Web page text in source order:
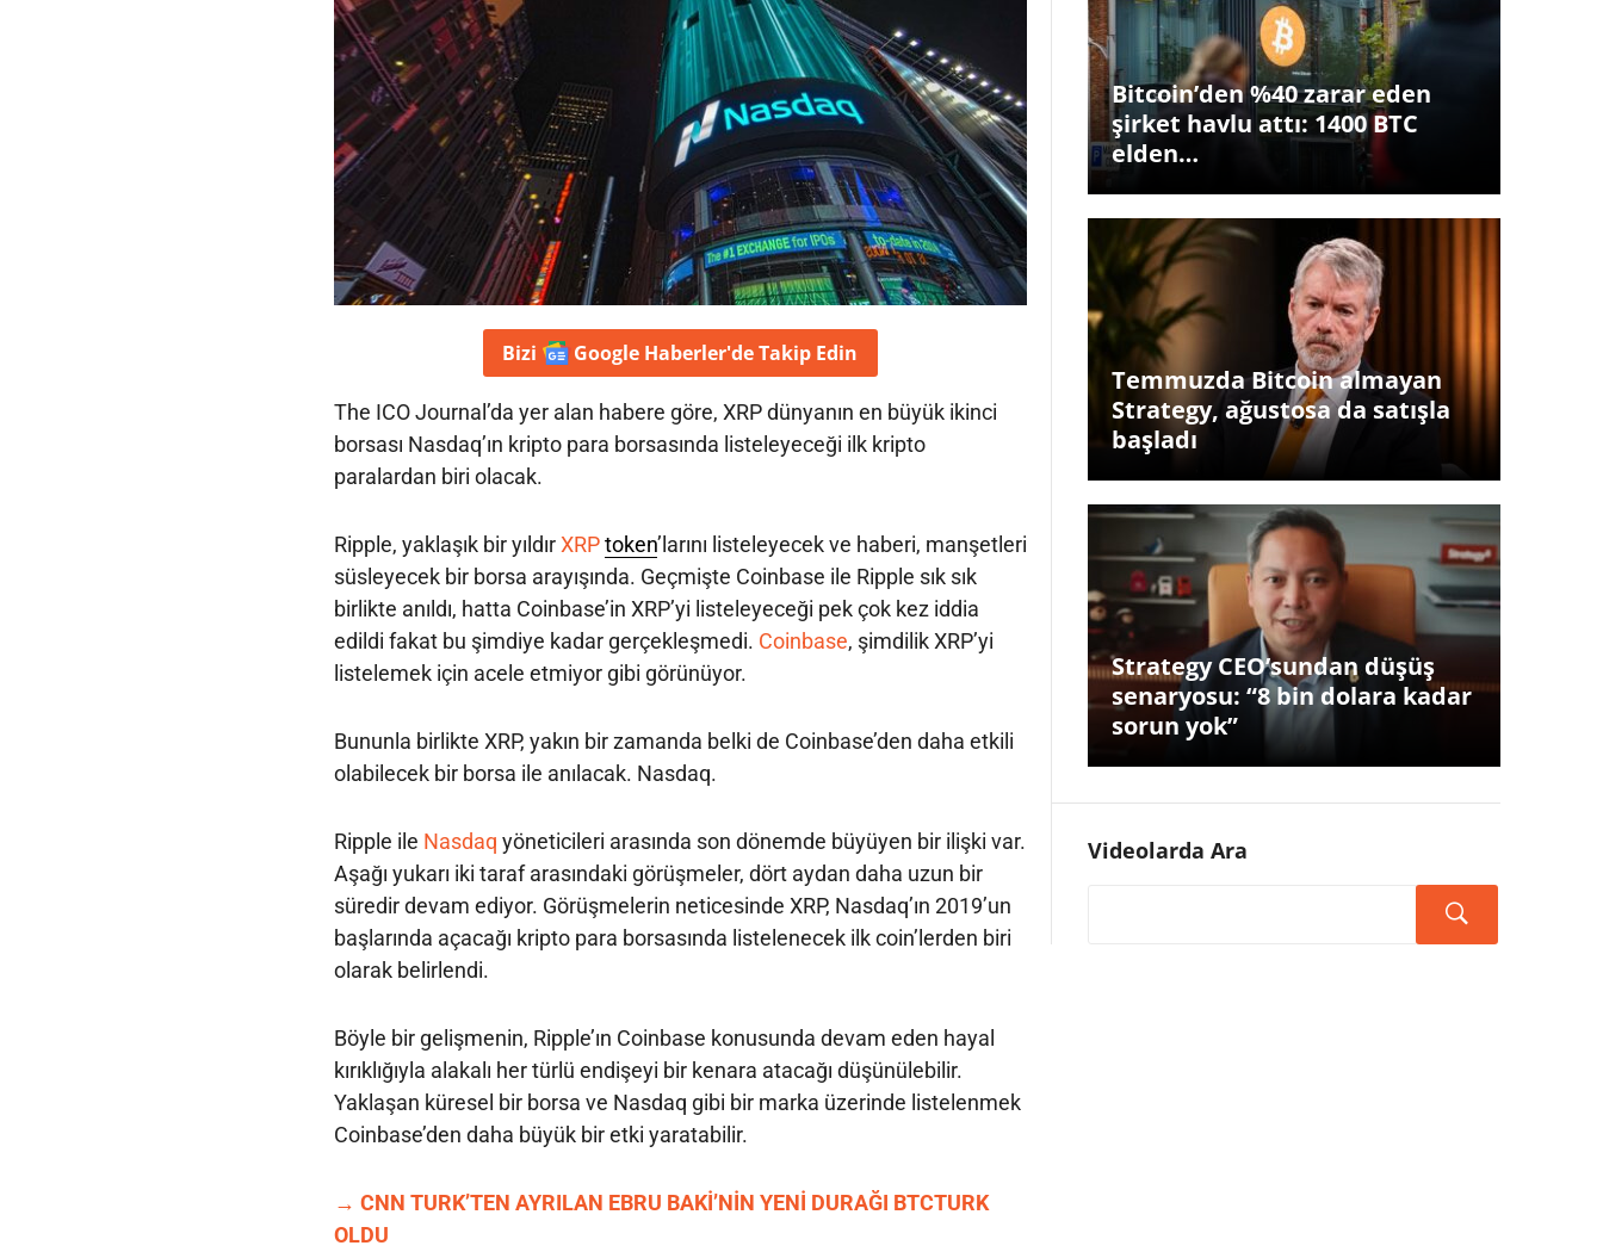
Bizi Google Haberler'deTakip Edin
The ICO Journal’da yer alan habere göre, XRP dünyanın en büyük ikinci
borsası Nasdaq’ın kripto para borsasında listeleyeceği ilk kripto
paralardan biri olacak.
Ripple, yaklaşık bir yıldırXRP token’larını listeleyecek ve haberi, manşetleri
süsleyecek bir borsa arayışında. Geçmişte Coinbase ile Ripple sık sık
birlikte anıldı, hatta Coinbase’in XRP’yi listeleyeceği pek çok kez iddia
edildi fakat bu şimdiye kadar gerçekleşmedi. Coinbase, şimdilik XRP’yi
listelemek için acele etmiyor gibi görünüyor.
Bununla birlikte XRP, yakın bir zamanda belki de Coinbase’den daha etkili
olabilecek bir borsa ile anılacak. Nasdaq.
Ripple ile Nasdaq yöneticileri arasında son dönemde büyüyen bir ilişki var.
Aşağı yukarı iki taraf arasındaki görüşmeler, dört aydan daha uzun bir
süredir devam ediyor. Görüşmelerin neticesinde XRP, Nasdaq’ın 2019’un
başlarında açacağı kripto para borsasında listelenecek ilk coin’lerden biri
olarak belirlendi.
Böyle bir gelişmenin, Ripple’ın Coinbase konusunda devam eden hayal
kırıklığıyla alakalı her türlü endişeyi bir kenara atacağı düşünülebilir.
Yaklaşan küresel bir borsa ve Nasdaq gibi bir marka üzerinde listelenmek
Coinbase’den daha büyük bir etki yaratabilir.
→ CNN TURK’TEN AYRILAN EBRU BAKİ’NİN YENİ DURAĞI BTCTURK
OLDU
Bitcoin’den %40 zarar eden
şirket havlu attı: 1400 BTC
elden…
Temmuzda Bitcoin almayan
Strategy, ağustosa da satışla
başladı
Strategy CEO’sundan düşüş
senaryosu: “8 bin dolara kadar
sorun yok”
Videolarda Ara